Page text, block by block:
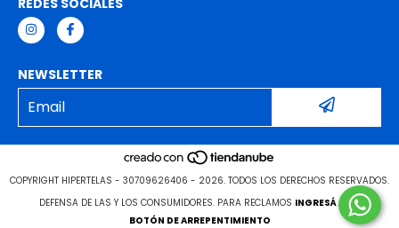
NEWSLETTER
COPYRIGHT HIPERTELAS - 30709626406 - 2026. TODOS LOS DERECHOS RESERVADOS.
DEFENSA DE LAS Y LOS CONSUMIDORES. PARA RECLAMOS INGRESÁ ACÁ.
BOTÓN DE ARREPENTIMIENTO